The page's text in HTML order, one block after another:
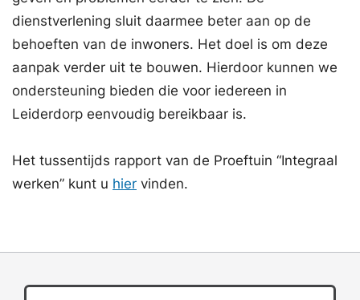
dienstverlening sluit daarmee beter aan op de
behoeften van de inwoners. Het doel is om deze
aanpak verder uit te bouwen. Hierdoor kunnen we
ondersteuning bieden die voor iedereen in
Leiderdorp eenvoudig bereikbaar is.
Het tussentijds rapport van de Proeftuin “Integraal
werken” kunt u hier vinden.